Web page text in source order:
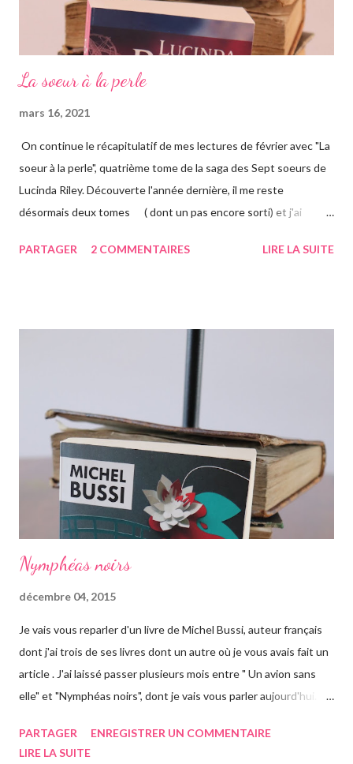
La soeur à la perle
mars 16, 2021
On continue le récapitulatif de mes lectures de février avec "La
soeur à la perle", quatrième tome de la saga des Sept soeurs de
Lucinda Riley. Découverte l'année dernière, il me reste
désormais deux tomes ( dont un pas encore sorti) et j'ai
avez pu le voir précédemment sur le blog. Cette fois-ci on suit la
campagne anglaise, elle va quant à elle partir à l'autre bout du
globe. Habituée à voyager, mais jamais seule, ce long courrier lui
d'arriver en Australie, elle fait escale plusieurs semaines en
Thaïlande, sur l'île de Krabi, où elle était déjà allée avec sa soeur.
Elle retrouve des personnes qu'elle conn...
PARTAGER 2 COMMENTAIRES LIRE LA SUITE
Nymphéas noirs
décembre 04, 2015
Je vais vous reparler d'un livre de Michel Bussi, auteur français
dont j'ai trois de ses livres dont un autre où je vous avais fait un
article . J'ai laissé passer plusieurs mois entre " Un avion sans
elle" et "Nymphéas noirs", dont je vais vous parler aujourd'hui.
L'histoire se déroule à Giverny en Normandie, petit village où a
PARTAGER
ENREGISTRER UN COMMENTAIRE
LIRE LA SUITE